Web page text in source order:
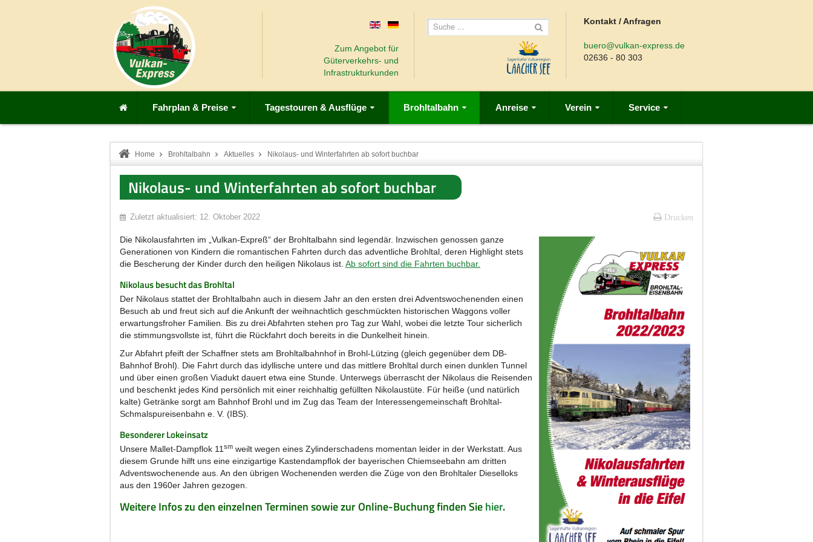
Zum Angebot für
Güterverkehrs- und
Infrastrukturkunden
Kontakt / Anfragen
buero@vulkan-express.de
02636 - 80 303
Fahrplan & Preise Tagestouren & Ausflüge Brohltalbahn Anreise Verein Service
Home Brohltalbahn Aktuelles Nikolaus- und Winterfahrten ab sofort buchbar
Nikolaus- und Winterfahrten ab sofort buchbar
Drucken
Zuletzt aktualisiert: 12. Oktober 2022
Die Nikolausfahrten im „Vulkan-Expreß“ der Brohltalbahn sind legendär. Inzwischen genossen ganze
Generationen von Kindern die romantischen Fahrten durch das adventliche Brohltal, deren Highlight stets
die Bescherung der Kinder durch den heiligen Nikolaus ist. Ab sofort sind die Fahrten buchbar.
Nikolaus besucht das Brohltal
Der Nikolaus stattet der Brohltalbahn auch in diesem Jahr an den ersten drei Adventswochenenden einen
Besuch ab und freut sich auf die Ankunft der weihnachtlich geschmückten historischen Waggons voller
erwartungsfroher Familien. Bis zu drei Abfahrten stehen pro Tag zur Wahl, wobei die letzte Tour sicherlich
die stimmungsvollste ist, führt die Rückfahrt doch bereits in die Dunkelheit hinein.
Zur Abfahrt pfeift der Schaffner stets am Brohltalbahnhof in Brohl-Lützing (gleich gegenüber dem DB-
Bahnhof Brohl). Die Fahrt durch das idyllische untere und das mittlere Brohltal durch einen dunklen Tunnel
und über einen großen Viadukt dauert etwa eine Stunde. Unterwegs überrascht der Nikolaus die Reisenden
und beschenkt jedes Kind persönlich mit einer reichhaltig gefüllten Nikolaustüte. Für heiße (und natürlich
kalte) Getränke sorgt am Bahnhof Brohl und im Zug das Team der Interessengemeinschaft Brohltal-
Schmalspureisenbahn e. V. (IBS).
Besonderer Lokeinsatz
Unsere Mallet-Dampflok 11 sm weilt wegen eines Zylinderschadens momentan leider in der Werkstatt. Aus
diesem Grunde hilft uns eine einzigartige Kastendampflok der bayerischen Chiemseebahn am dritten
Adventswochenende aus. An den übrigen Wochenenden werden die Züge von den Brohltaler Dieselloks
aus den 1960er Jahren gezogen.
Weitere Infos zu den einzelnen Terminen sowie zur Online-Buchung finden Siehier.